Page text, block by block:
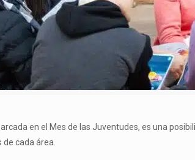
en el Mes de las Juventudes, es una
cada área.